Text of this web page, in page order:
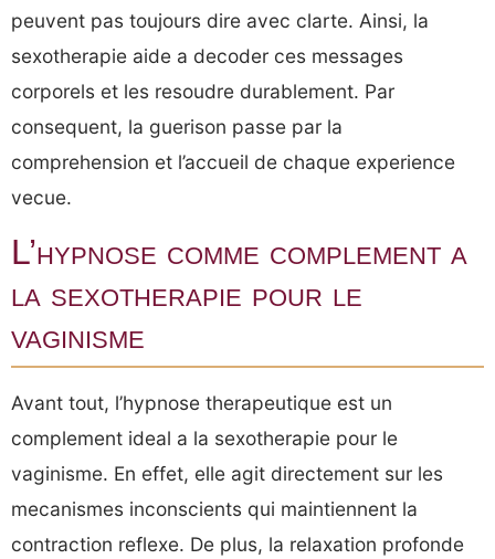
peuvent pas toujours dire avec clarte. Ainsi, la
sexotherapie aide a decoder ces messages
corporels et les resoudre durablement. Par
consequent, la guerison passe par la
comprehension et l’accueil de chaque experience
vecue.
L’hypnose comme complement a
la sexotherapie pour le
vaginisme
Avant tout, l’hypnose therapeutique est un
complement ideal a la sexotherapie pour le
vaginisme. En effet, elle agit directement sur les
mecanismes inconscients qui maintiennent la
contraction reflexe. De plus, la relaxation profonde